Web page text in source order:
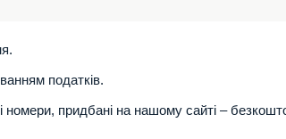
податків.
номери, придбані на нашому сайті –